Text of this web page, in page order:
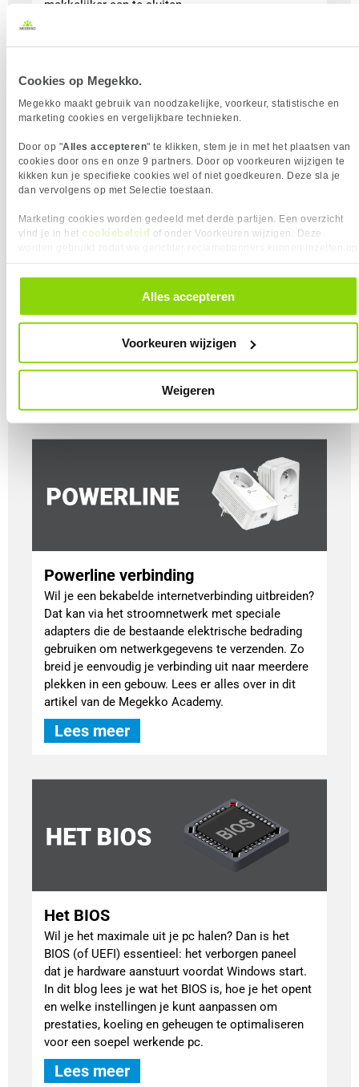
Cookies op Megekko.
Megekko maakt gebruik van noodzakelijke, voorkeur, statistische en
marketing cookies en vergelijkbare technieken.
Door op "Alles accepteren" te klikken, stem je in met het plaatsen van
cookies door ons en onze 9 partners. Door op voorkeuren wijzigen te
kikken kun je specifieke cookies wel of niet goedkeuren. Deze sla je
dan vervolgens op met Selectie toestaan.
Marketing cookies worden gedeeld met derde partijen. Een overzicht
vind je in het cookiebeleid of onder Voorkeuren wijzigen. Deze
alle cookies. Je kunt je gegeven toestemming altijd intrekken, dit doe je
door in de footer van onze website te klikken op ‘Cookievoorkeuren’
Alles accepteren
Voorkeuren wijzigen
Weigeren
makkelijker aan te sluiten.
AI-Ready Laptops en meer
Een CoPilot+ PC is een nieuwe Windows-laptop
knop op het toetsenbord kun je CoPilot+ direct
activeren. Deze AI-laptops bieden handige
zoals sneller werken, slimme suggesties en
efficiëntere taken. Wat maakt een CoPilot+ PC-
laptop zo handig?
Powerline verbinding
Wil je een bekabelde internetverbinding uitbreiden?
Dat kan via het stroomnetwerk met speciale
adapters die de bestaande elektrische bedrading
gebruiken om netwerkgegevens te verzenden. Zo
breid je eenvoudig je verbinding uit naar meerdere
plekken in een gebouw. Lees er alles over in dit
artikel van de Megekko Academy.
Lees meer
Het BIOS
Wil je het maximale uit je pc halen? Dan is het
BIOS (of UEFI) essentieel: het verborgen paneel
dat je hardware aanstuurt voordat Windows start.
In dit blog lees je wat het BIOS is, hoe je het opent
en welke instellingen je kunt aanpassen om
prestaties, koeling en geheugen te optimaliseren
voor een soepel werkende pc.
Lees meer